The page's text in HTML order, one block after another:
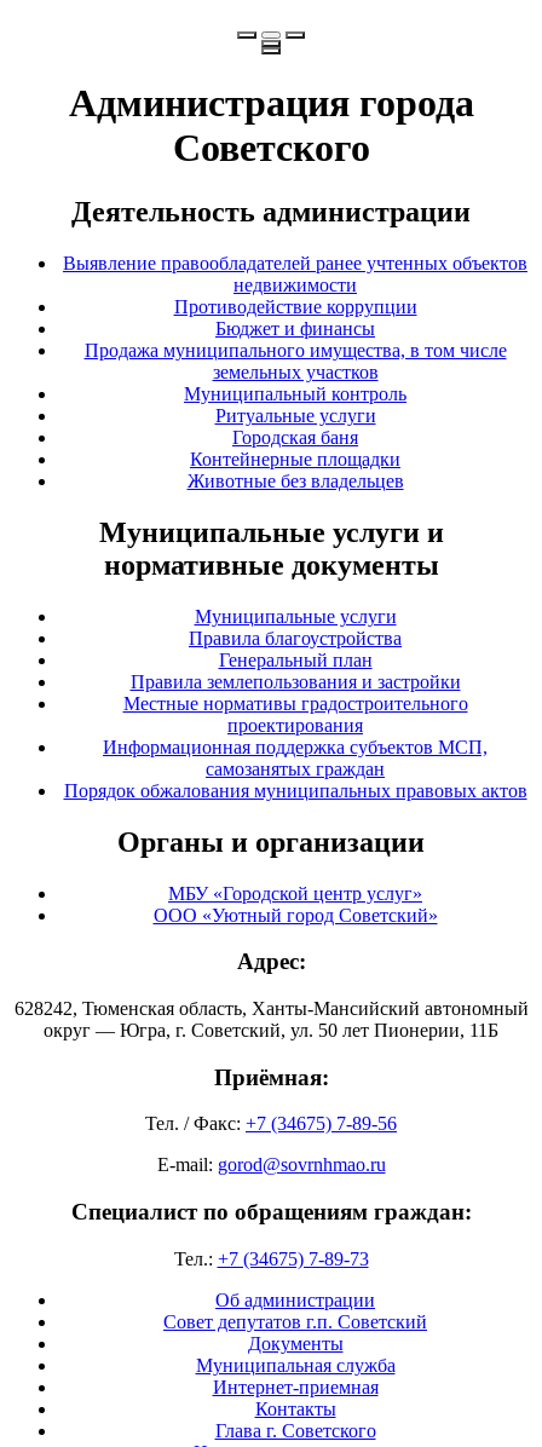
Администрация города
Советского
Деятельность администрации
Выявление правообладателей ранее учтенных объектов
недвижимости
Противодействие коррупции
Бюджет и финансы
Продажа муниципального имущества, в том числе
земельных участков
Муниципальный контроль
Ритуальные услуги
Городская баня
Контейнерные площадки
Животные без владельцев
Муниципальные услуги и
нормативные документы
Муниципальные услуги
Правила благоустройства
Генеральный план
Правила землепользования и застройки
Местные нормативы градостроительного
проектирования
Информационная поддержка субъектов МСП,
самозанятых граждан
Порядок обжалования муниципальных правовых актов
Органы и организации
МБУ «Городской центр услуг»
ООО «Уютный город Советский»
Адрес:
628242, Тюменская область, Ханты-Мансийский автономный
округ — Югра, г. Советский, ул. 50 лет Пионерии, 11Б
Приёмная:
Тел. / Факс: +7 (34675) 7-89-56
E-mail: gorod@sovrnhmao.ru
Специалист по обращениям граждан:
Тел.: +7 (34675) 7-89-73
Об администрации
Совет депутатов г.п. Советский
Документы
Муниципальная служба
Интернет-приемная
Контакты
Глава г. Советского